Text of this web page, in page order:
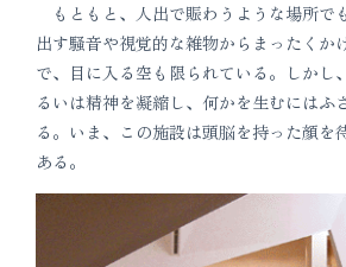
もともと、人出で賑わうような場所で
出す騒音や視覚的な雑物からまったくか
で、目に入る空も限られている。しかし
るいは精神を凝縮し、何かを生むにはふ
る。いま、この施設は頭脳を持った顔を
ある。